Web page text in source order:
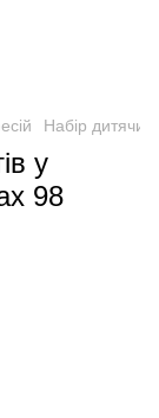
Набір дитячих
у
98